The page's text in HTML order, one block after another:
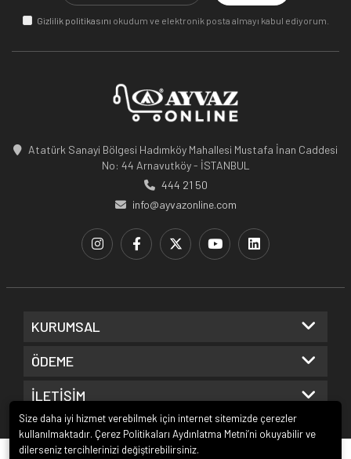
Gizlilik politikasını okudum ve elektronik posta almayı kabul ediyorum.
Atatürk Sanayi Bölgesi Hadımköy Mahallesi Mustafa İnan Caddesi
No: 44 Arnavutköy - İSTANBUL
444 21 50
info@ayvazonline.com
KURUMSAL
ÖDEME
İLETİŞİM
Size daha iyi hizmet verebilmek için internet sitemizde çerezler
kullanılmaktadır. Çerez Politikaları Aydınlatma Metni’ni okuyabilir ve
dilerseniz tercihlerinizi değiştirebilirsiniz.